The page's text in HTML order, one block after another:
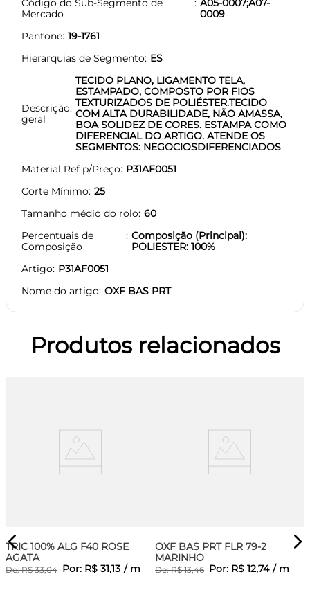
Código do Sub-Segmento de
Mercado
A05-0007;A07-
0009
Pantone 19-1761
Hierarquias de Segmento ES
Descrição
geral
TECIDO PLANO, LIGAMENTO TELA,
ESTAMPADO, COMPOSTO POR FIOS
TEXTURIZADOS DE POLIÉSTER.TECIDO
COM ALTA DURABILIDADE, NÃO AMASSA,
BOA SOLIDEZ DE CORES. ESTAMPA COMO
DIFERENCIAL DO ARTIGO. ATENDE OS
SEGMENTOS: NEGOCIOSDIFERENCIADOS
Material Ref p/Preço P31AF0051
Corte Mínimo 25
Tamanho médio do rolo 60
Percentuais de
Composição
Composição (Principal):
POLIESTER: 100%
Artigo P31AF0051
Nome do artigo OXF BAS PRT
Produtos relacionados
TRIC 100% ALG F40 ROSE
AGATA
De:R$ 33,04 Por: R$ 31,13 / m
OXF BAS PRT FLR 79-2
MARINHO
De:R$ 13,46 Por: R$ 12,74 / m